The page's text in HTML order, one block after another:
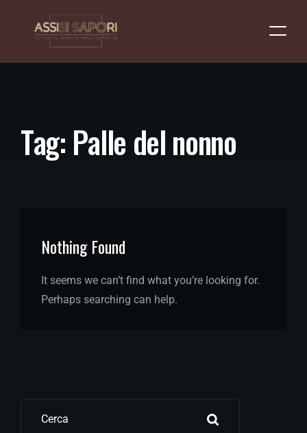
Tag: Palle delnonno
Nothing Found
It seems we can’t find what you’re looking for.
Perhaps searching can help.
Cerca